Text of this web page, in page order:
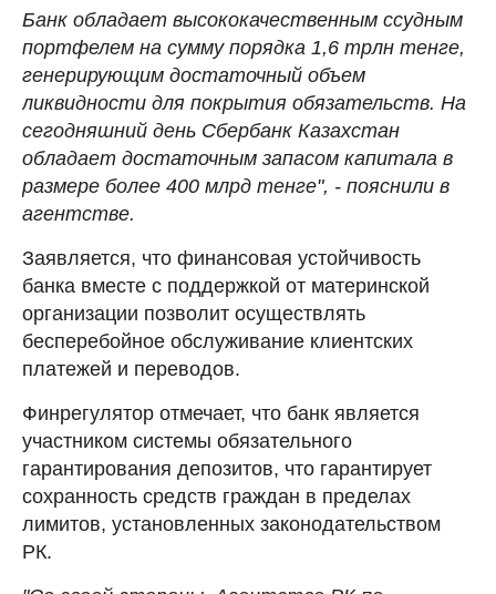
Банк обладает высококачественным ссудным
портфелем на сумму порядка 1,6 трлн тенге,
генерирующим достаточный объем
ликвидности для покрытия обязательств. На
сегодняшний день Сбербанк Казахстан
обладает достаточным запасом капитала в
размере более 400 млрд тенге", - пояснили в
агентстве.
Заявляется, что финансовая устойчивость
банка вместе с поддержкой от материнской
организации позволит осуществлять
бесперебойное обслуживание клиентских
платежей и переводов.
Финрегулятор отмечает, что банк является
участником системы обязательного
гарантирования депозитов, что гарантирует
сохранность средств граждан в пределах
лимитов, установленных законодательством
РК.